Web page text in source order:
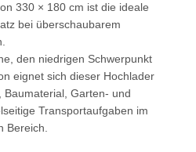
330 × 180 cm ist die ideale
bei überschaubarem
den niedrigen Schwerpunkt
eignet sich dieser Hochlader
Garten- und
Transportaufgaben im
Bereich.